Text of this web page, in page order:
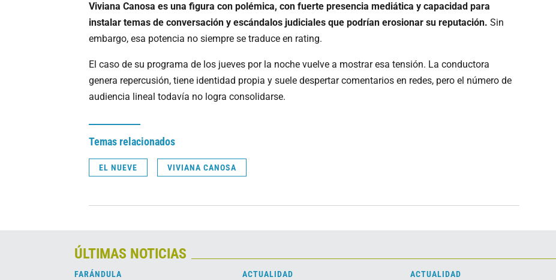
Viviana Canosa es una figura con polémica, con fuerte presencia mediática y capacidad para
instalar temas de conversación y escándalos judiciales que podrían erosionar su reputación. Sin
embargo, esa potencia no siempre se traduce en rating.
El caso de su programa de los jueves por la noche vuelve a mostrar esa tensión. La conductora
genera repercusión, tiene identidad propia y suele despertar comentarios en redes, pero el número de
audiencia lineal todavía no logra consolidarse.
Temas relacionados
EL NUEVE VIVIANA CANOSA
ÚLTIMAS NOTICIAS
FARÁNDULA ACTUALIDAD ACTUALIDAD